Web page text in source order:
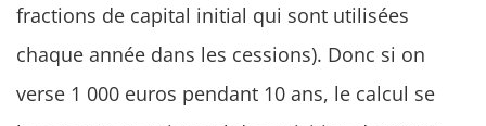
fractions de capital initial qui sont utilisées
chaque année dans les cessions). Donc si on
verse 1 000 euros pendant 10 ans, le calcul se